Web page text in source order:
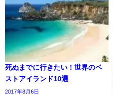
死ぬまでに行きたい！世界のベ
ストアイランド10選
2017年8月6日